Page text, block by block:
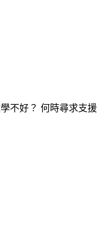
不好？ 何時尋求支援